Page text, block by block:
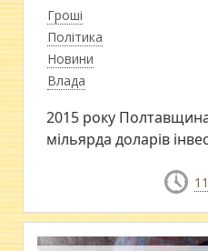
Гроші
Політика
Новини
Влада
2015 року
мільярда доларів